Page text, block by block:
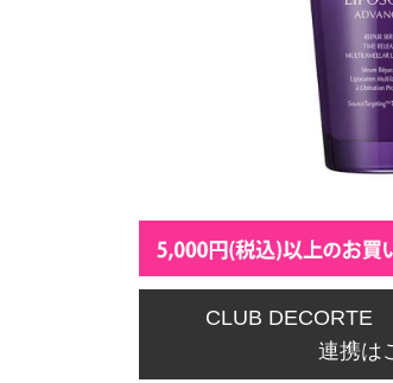
CLUB DECORTE
連携は